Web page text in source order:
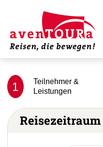
1
Teilnehmer &
Leistungen
Reisezeitraum